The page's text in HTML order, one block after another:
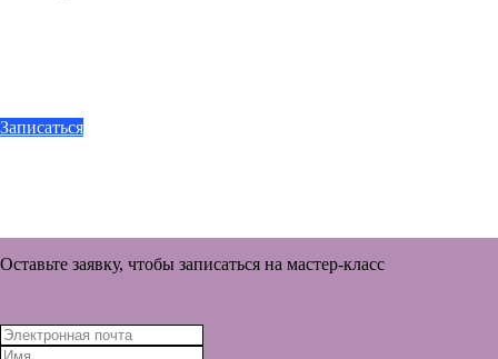
Записаться
Оставьте заявку, чтобы записаться на мастер-класс